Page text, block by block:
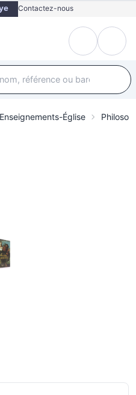
Contactez-nous
Enseignements-Église